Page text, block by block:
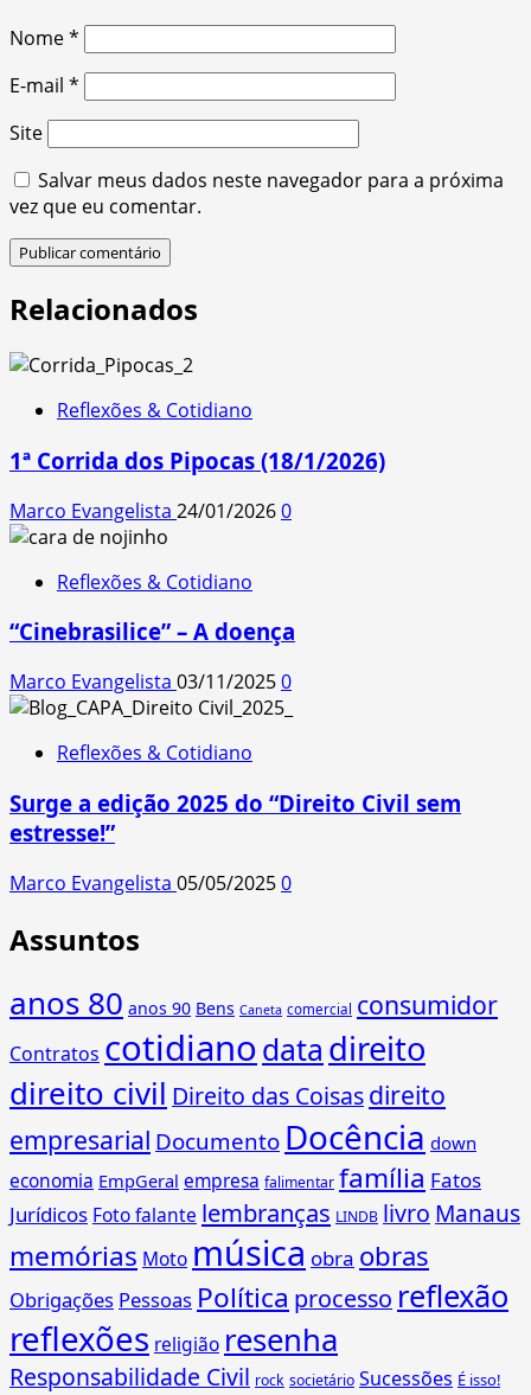
Nome*
E-mail *
Site
Salvar meus dados neste navegador para a próxima
vez que eu comentar.
Relacionados
Reflexões & Cotidiano
1ª Corrida dos Pipocas (18/1/2026)
Marco Evangelista 24/01/20260
Reflexões & Cotidiano
“Cinebrasilice” – A doença
Marco Evangelista 03/11/20250
Reflexões & Cotidiano
Surge a edição 2025 do “Direito Civil sem
estresse!”
Marco Evangelista 05/05/20250
Assuntos
anos 80 anos 90 Bens Caneta comercial consumidor
Contratos cotidianodata direito
direito civil Direito das Coisasdireito
empresarial Documento Docência down
economia EmpGeral empresa falimentar família Fatos
Jurídicos Foto falante lembranças LINDB livro Manaus
memórias Moto música obra obras
Obrigações Pessoas Política processo reflexão
reflexões religião resenha
Responsabilidade Civil rock societário Sucessões É isso!